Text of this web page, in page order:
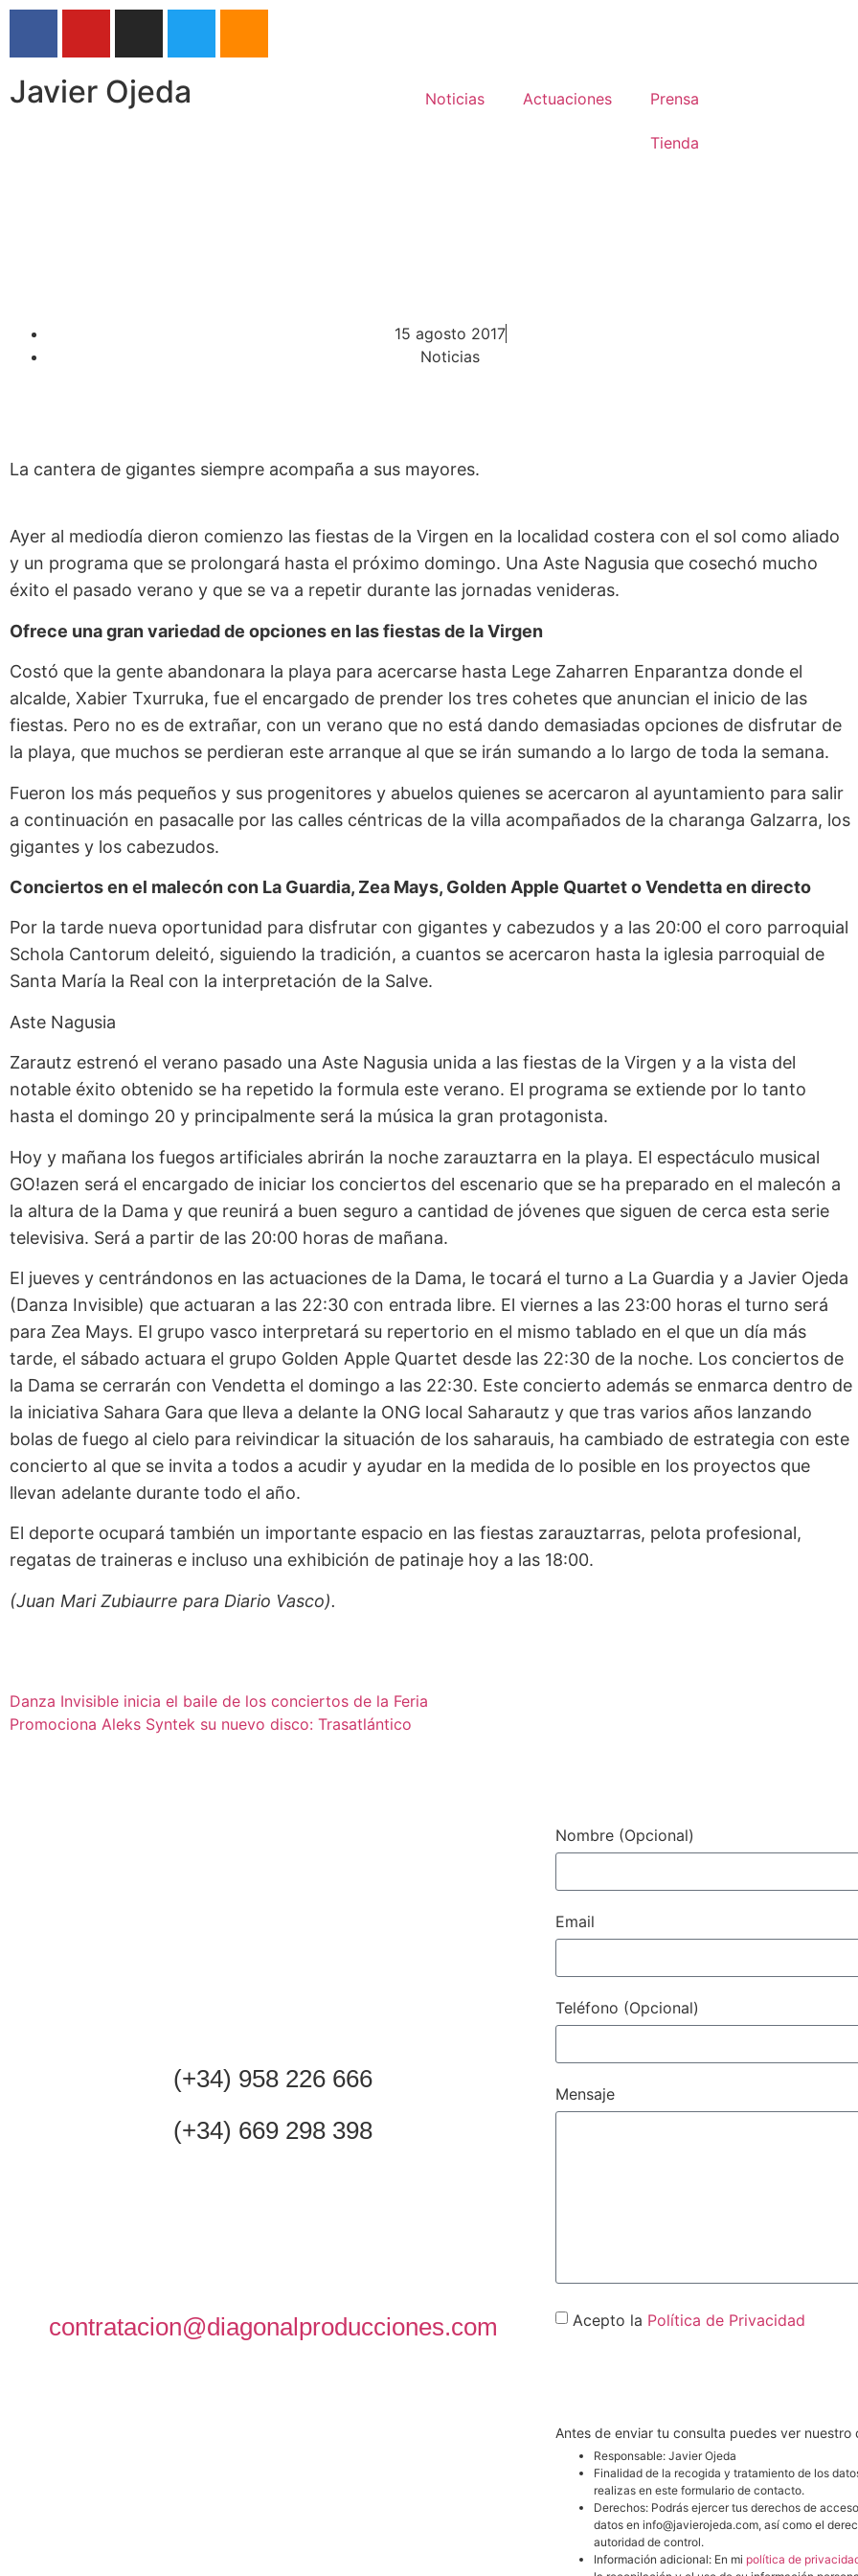
Javier Ojeda Noticias Actuaciones Prensa
Tienda
15 agosto 2017
Noticias
La cantera de gigantes siempre acompaña a sus mayores.
Ayer al mediodía dieron comienzo las fiestas de la Virgen en la localidad costera con el sol como aliado
y un programa que se prolongará hasta el próximo domingo. Una Aste Nagusia que cosechó mucho
éxito el pasado verano y que se va a repetir durante las jornadas venideras.
Ofrece una gran variedad de opciones en las fiestas de la Virgen
Costó que la gente abandonara la playa para acercarse hasta Lege Zaharren Enparantza donde el
alcalde, Xabier Txurruka, fue el encargado de prender los tres cohetes que anuncian el inicio de las
fiestas. Pero no es de extrañar, con un verano que no está dando demasiadas opciones de disfrutar de
la playa, que muchos se perdieran este arranque al que se irán sumando a lo largo de toda la semana.
Fueron los más pequeños y sus progenitores y abuelos quienes se acercaron al ayuntamiento para salir
a continuación en pasacalle por las calles céntricas de la villa acompañados de la charanga Galzarra, los
gigantes y los cabezudos.
Conciertos en el malecón con La Guardia, Zea Mays, Golden Apple Quartet o Vendetta en directo
Por la tarde nueva oportunidad para disfrutar con gigantes y cabezudos y a las 20:00 el coro parroquial
Schola Cantorum deleitó, siguiendo la tradición, a cuantos se acercaron hasta la iglesia parroquial de
Santa María la Real con la interpretación de la Salve.
Aste Nagusia
Zarautz estrenó el verano pasado una Aste Nagusia unida a las fiestas de la Virgen y a la vista del
notable éxito obtenido se ha repetido la formula este verano. El programa se extiende por lo tanto
hasta el domingo 20 y principalmente será la música la gran protagonista.
Hoy y mañana los fuegos artificiales abrirán la noche zarauztarra en la playa. El espectáculo musical
GO!azen será el encargado de iniciar los conciertos del escenario que se ha preparado en el malecón a
la altura de la Dama y que reunirá a buen seguro a cantidad de jóvenes que siguen de cerca esta serie
televisiva. Será a partir de las 20:00 horas de mañana.
El jueves y centrándonos en las actuaciones de la Dama, le tocará el turno a La Guardia y a Javier Ojeda
(Danza Invisible) que actuaran a las 22:30 con entrada libre. El viernes a las 23:00 horas el turno será
para Zea Mays. El grupo vasco interpretará su repertorio en el mismo tablado en el que un día más
tarde, el sábado actuara el grupo Golden Apple Quartet desde las 22:30 de la noche. Los conciertos de
la Dama se cerrarán con Vendetta el domingo a las 22:30. Este concierto además se enmarca dentro de
la iniciativa Sahara Gara que lleva a delante la ONG local Saharautz y que tras varios años lanzando
bolas de fuego al cielo para reivindicar la situación de los saharauis, ha cambiado de estrategia con este
concierto al que se invita a todos a acudir y ayudar en la medida de lo posible en los proyectos que
llevan adelante durante todo el año.
El deporte ocupará también un importante espacio en las fiestas zarauztarras, pelota profesional,
regatas de traineras e incluso una exhibición de patinaje hoy a las 18:00.
(Juan Mari Zubiaurre para Diario Vasco).
Danza Invisible inicia el baile de los conciertos de la Feria
Promociona Aleks Syntek su nuevo disco: Trasatlántico
(+34) 958 226 666
(+34) 669 298 398
contratacion@diagonalproducciones.com
Nombre (Opcional)
Email
Teléfono (Opcional)
Mensaje
Acepto la Política de Privacidad
Antes de enviar tu consulta puedes ver
Responsable: Javier Ojeda
Finalidad de la recogida y tratamiento de los
realizas en este formulario de contacto.
Derechos: Podrás ejercer tus derechos de
datos en info@javierojeda.com, así como el
autoridad de control.
Información adicional: En mi política de